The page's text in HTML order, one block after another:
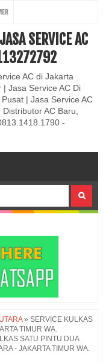
SERVICE AC
AC di Jakarta
| Jasa Service AC Di
| Jasa Service AC
AC Baru,
-
» SERVICE KULKAS
TIMUR WA.
SATU PINTU DUA
- JAKARTA TIMUR WA.